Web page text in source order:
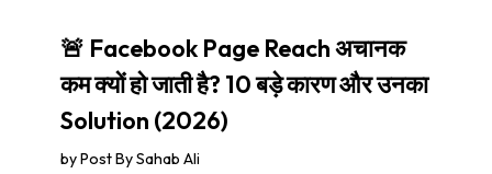
🚨 Facebook Page Reach अचानक
कम क्यों हो जाती है? 10 बड़े कारण और उनका
Solution (2026)
byPost By Sahab Ali